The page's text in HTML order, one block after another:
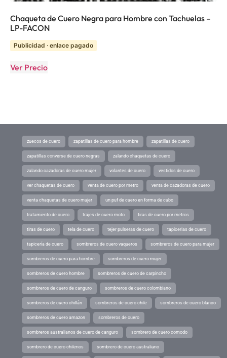
Chaqueta de Cuero Negra para Hombre con Tachuelas –
LP-FACON
Publicidad · enlace pagado
Ver Precio
zuecos de cuero zapatillas de cuero para hombre zapatillas de cuero
zapatillas converse de cuero negras zalando chaquetas de cuero
zalando cazadoras de cuero mujer volantes de cuero vestidos de cuero
ver chaquetas de cuero venta de cuero por metro venta de cazadoras de cuero
venta chaquetas de cuero mujer un puf de cuero en forma de cubo
tratamiento de cuero trajes de cuero moto tiras de cuero por metros
tiras de cuero tela de cuero tejer pulseras de cuero tapicerias de cuero
tapicería de cuero sombreros de cuero vaqueros sombreros de cuero para mujer
sombreros de cuero para hombre sombreros de cuero mujer
sombreros de cuero hombre sombreros de cuero de carpincho
sombreros de cuero de canguro sombreros de cuero colombiano
sombreros de cuero chillán sombreros de cuero chile sombreros de cuero blanco
sombreros de cuero amazon sombreros de cuero
sombreros australianos de cuero de canguro sombrero de cuero comodo
sombrero de cuero chilenos sombrero de cuero australiano